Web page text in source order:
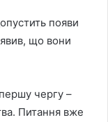
появи
що вони
чергу –
Питання вже